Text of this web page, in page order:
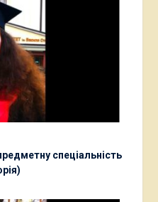
спеціальність